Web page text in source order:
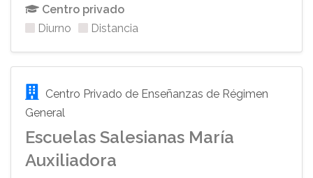
Centro privado
Diurno
Distancia
Centro Privado de Enseñanzas de Régimen
General
Escuelas Salesianas María
Auxiliadora